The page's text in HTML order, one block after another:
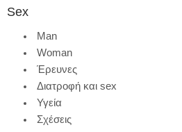
Sex
Man
Woman
Έρευνες
Διατροφή και sex
Υγεία
Σχέσεις